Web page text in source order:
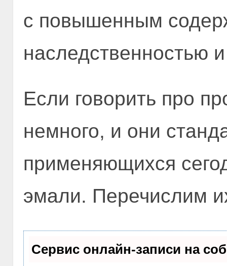
с повышенным
наследственностью
Если говорить про
немного, и они
применяющихся
эмали. Перечислим
Сервис онлайн-записи на